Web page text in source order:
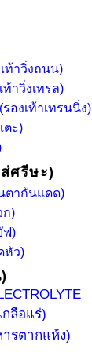
ท้าวิ่งถนน)
ท้าวิ่งเทรล)
องเท้าเทรนนิ่ง)
ตะ)
ศรีษะ)
ตากันแดด)
ก)
ฟ)
หัว)
กลือแร่)
ารตากแห้ง)